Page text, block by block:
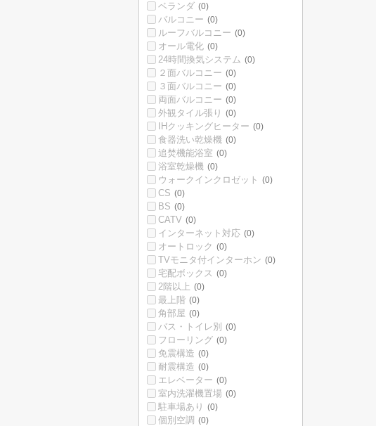
ベランダ (0)
バルコニー (0)
ルーフバルコニー (0)
オール電化 (0)
24時間換気システム (0)
２面バルコニー (0)
３面バルコニー (0)
両面バルコニー (0)
外観タイル張り (0)
IHクッキングヒーター (0)
食器洗い乾燥機 (0)
追焚機能浴室 (0)
浴室乾燥機 (0)
ウォークインクロゼット (0)
CS (0)
BS (0)
CATV (0)
インターネット対応 (0)
オートロック (0)
TVモニタ付インターホン (0)
宅配ボックス (0)
2階以上 (0)
最上階 (0)
角部屋 (0)
バス・トイレ別 (0)
フローリング (0)
免震構造 (0)
耐震構造 (0)
エレベーター (0)
室内洗濯機置場 (0)
駐車場あり (0)
個別空調 (0)